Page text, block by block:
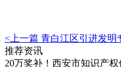
<上一篇 青白江区引进发明
推荐资讯
20万奖补！西安市知识产